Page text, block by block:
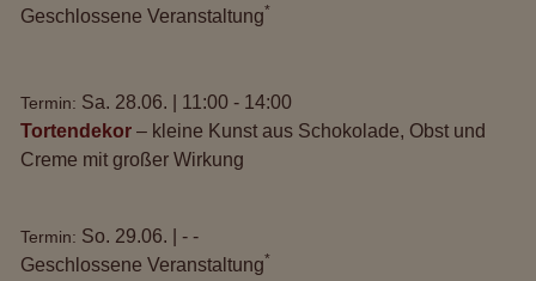
Geschlossene Veranstaltung*
Termin: Sa. 28.06. | 11:00 - 14:00
Tortendekor – kleine Kunst aus Schokolade, Obst und
Creme mit großer Wirkung
Termin: So. 29.06. | - -
Geschlossene Veranstaltung*